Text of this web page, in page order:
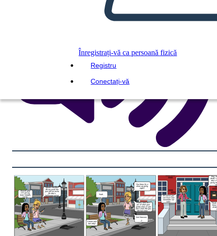
Înregistrați-vă ca persoană fizică
Registru
Conectați-vă